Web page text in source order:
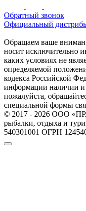
Обратный звонок
Официальный
Обращаем ваше
носит исключительно
каких условиях не
определяемой
кодекса Российской
информации наличии и
пожалуйста,
специальной формы
© 2017 - 2026 ООО
рыбалки, отдыха и
540301001 ОГРН